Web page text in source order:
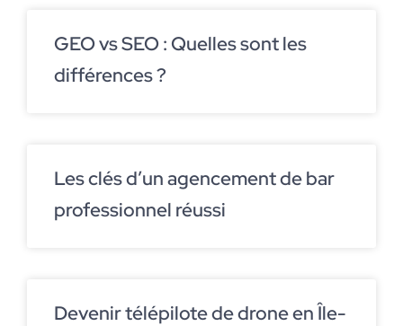
GEO vs SEO : Quelles sont les
différences ?
Les clés d’un agencement de bar
professionnel réussi
Devenir télépilote de drone en Île-